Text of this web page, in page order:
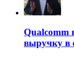
Qualcomm
выручку в